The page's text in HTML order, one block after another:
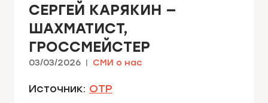
СЕРГЕЙ КАРЯКИН —
ШАХМАТИСТ,
ГРОССМЕЙСТЕР
03/03/2026 СМИ о нас
Источник: ОТР